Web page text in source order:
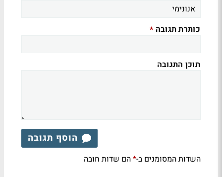
כותרת תגובה *
תוכן התגובה
הוסף תגובה
השדות המסומנים ב-*הם שדות חובה